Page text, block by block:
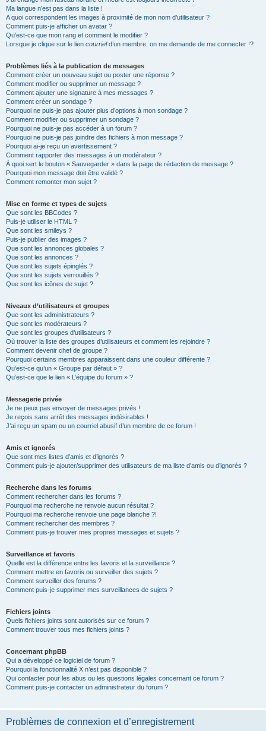
Ma langue n’est pas dans la liste !
A quoi correspondent les images à proximité de mon nom d’utilisateur ?
Comment puis-je afficher un avatar ?
Qu’est-ce que mon rang et comment le modifier ?
Lorsque je clique sur le lien courrield’un membre, on me demande de me connecter !?
Problèmes liés à la publication de messages
Comment créer un nouveau sujet ou poster une réponse ?
Comment modifier ou supprimer un message ?
Comment ajouter une signature à mes messages ?
Comment créer un sondage ?
Pourquoi ne puis-je pas ajouter plus d’options à mon sondage ?
Comment modifier ou supprimer un sondage ?
Pourquoi ne puis-je pas accéder à un forum ?
Pourquoi ne puis-je pas joindre des fichiers à mon message ?
Pourquoi ai-je reçu un avertissement ?
Comment rapporter des messages à un modérateur ?
À quoi sert le bouton « Sauvegarder » dans la page de rédaction de message ?
Pourquoi mon message doit être validé ?
Comment remonter mon sujet ?
Mise en forme et types de sujets
Que sont les BBCodes ?
Puis-je utiliser le HTML ?
Que sont les smileys ?
Puis-je publier des images ?
Que sont les annonces globales ?
Que sont les annonces ?
Que sont les sujets épinglés ?
Que sont les sujets verrouillés ?
Que sont les icônes de sujet ?
Niveaux d’utilisateurs et groupes
Que sont les administrateurs ?
Que sont les modérateurs ?
Que sont les groupes d’utilisateurs ?
Où trouver la liste des groupes d’utilisateurs et comment les rejoindre ?
Comment devenir chef de groupe ?
Pourquoi certains membres apparaissent dans une couleur différente ?
Qu’est-ce qu’un « Groupe par défaut » ?
Qu’est-ce que le lien « L’équipe du forum » ?
Messagerie privée
Je ne peux pas envoyer de messages privés !
Je reçois sans arrêt des messages indésirables !
J’ai reçu un spam ou un courriel abusif d’un membre de ce forum !
Amis et ignorés
Que sont mes listes d’amis et d’ignorés ?
Comment puis-je ajouter/supprimer des utilisateurs de ma liste d’amis ou d’ignorés ?
Recherche dans les forums
Comment rechercher dans les forums ?
Pourquoi ma recherche ne renvoie aucun résultat ?
Pourquoi ma recherche renvoie une page blanche ?!
Comment rechercher des membres ?
Comment puis-je trouver mes propres messages et sujets ?
Surveillance et favoris
Quelle est la différence entre les favoris et la surveillance ?
Comment mettre en favoris ou surveiller des sujets ?
Comment surveiller des forums ?
Comment puis-je supprimer mes surveillances de sujets ?
Fichiers joints
Quels fichiers joints sont autorisés sur ce forum ?
Comment trouver tous mes fichiers joints ?
Concernant phpBB
Qui a développé ce logiciel de forum ?
Pourquoi la fonctionnalité X n’est pas disponible ?
Qui contacter pour les abus ou les questions légales concernant ce forum ?
Comment puis-je contacter un administrateur du forum ?
Problèmes de connexion et d’enregistrement